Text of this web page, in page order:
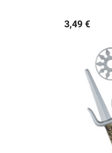
3,49 €